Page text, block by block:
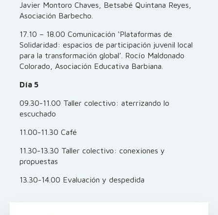
Javier Montoro Chaves, Betsabé Quintana Reyes,
Asociación Barbecho.
17.10 – 18.00 Comunicación ‘Plataformas de
Solidaridad: espacios de participación juvenil local
para la transformación global’. Rocío Maldonado
Colorado, Asociación Educativa Barbiana.
Día 5
09.30-11.00 Taller colectivo: aterrizando lo
escuchado
11.00-11.30 Café
11.30-13.30 Taller colectivo: conexiones y
propuestas
13.30-14.00 Evaluación y despedida